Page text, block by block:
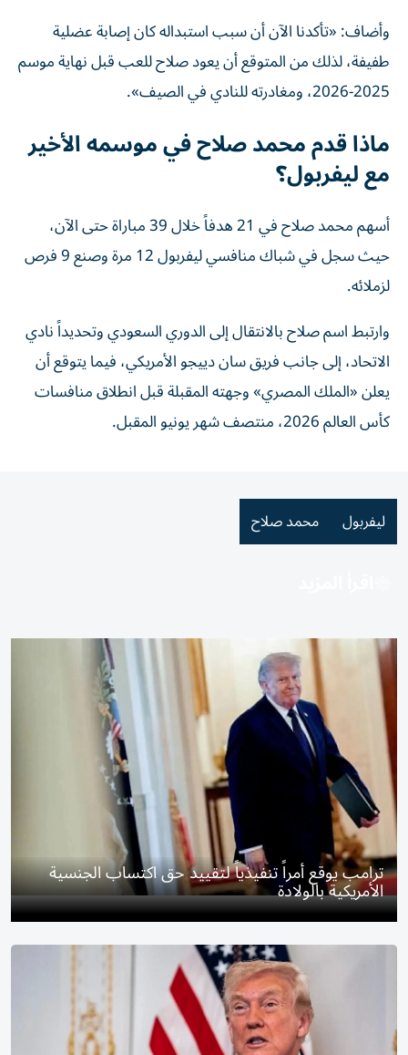
وأضاف: «تأكدنا الآن أن سبب استبداله كان إصابة عضلية
طفيفة، لذلك من المتوقع أن يعود صلاح للعب قبل نهاية موسم
2025-2026، ومغادرته للنادي في الصيف».
ماذا قدم محمد صلاح في موسمه الأخير
مع ليفربول؟
أسهم محمد صلاح في 21 هدفاً خلال 39 مباراة حتى الآن،
حيث سجل في شباك منافسي ليفربول 12 مرة وصنع 9 فرص
لزملائه.
وارتبط اسم صلاح بالانتقال إلى الدوري السعودي وتحديداً نادي
الاتحاد، إلى جانب فريق سان دييجو الأمريكي، فيما يتوقع أن
يعلن «الملك المصري» وجهته المقبلة قبل انطلاق منافسات
كأس العالم 2026، منتصف شهر يونيو المقبل.
ليفربول محمد صلاح
ترامب يوقع أمراً تنفيذياً لتقييد حق اكتساب الجنسية
الأمريكية بالولادة